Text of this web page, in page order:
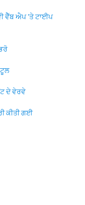
ਵੈੱਬ ਐਪ 'ਤੇ ਟਾਈਪ
ਦੇ ਵੇਰਵੇ
ਕੀਤੀ ਗਈ